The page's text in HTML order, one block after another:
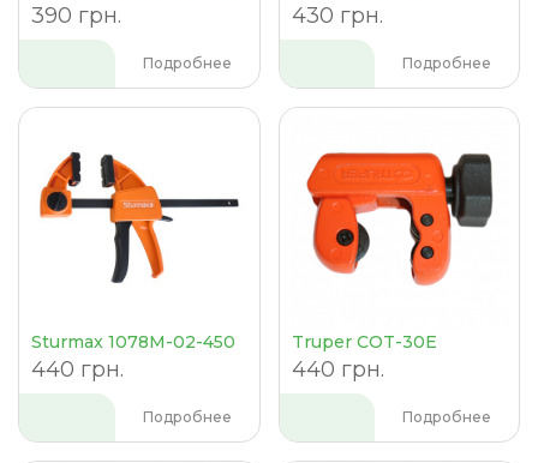
390 грн.
Подробнее
430 грн.
Подробнее
Sturmax 1078M-02-450
440 грн.
Подробнее
Truper COT-30E
440 грн.
Подробнее